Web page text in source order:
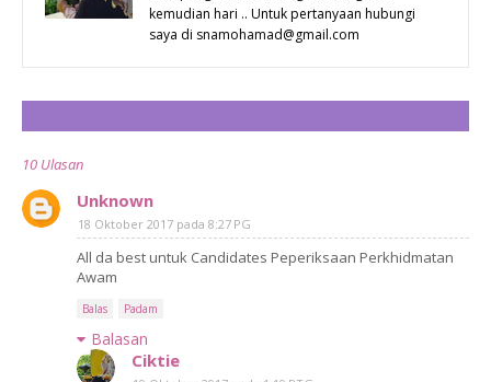
kemudian hari .. Untuk pertanyaan hubungi
saya di snamohamad@gmail.com
10 Ulasan
Unknown
18 Oktober 2017 pada 8:27 PG
All da best untuk Candidates Peperiksaan Perkhidmatan
Awam
Balas Padam
Balasan
Ciktie